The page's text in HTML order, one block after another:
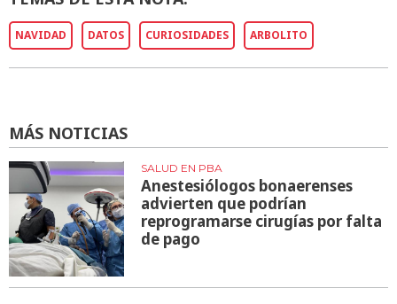
NAVIDAD DATOS CURIOSIDADES ARBOLITO
MÁS NOTICIAS
SALUD EN PBA
Anestesiólogos bonaerenses
advierten que podrían
reprogramarse cirugías por falta
de pago